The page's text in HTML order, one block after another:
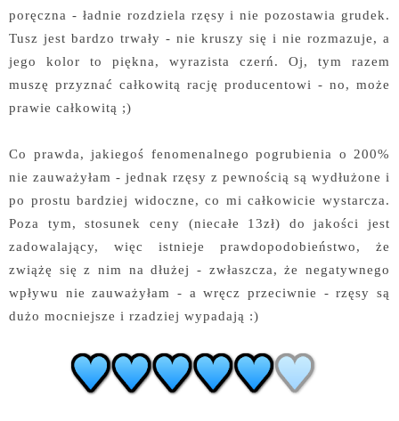
poręczna - ładnie rozdziela rzęsy i nie pozostawia grudek.
Tusz jest bardzo trwały - nie kruszy się i nie rozmazuje, a
jego kolor to piękna, wyrazista czerń. Oj, tym razem
muszę przyznać całkowitą rację producentowi - no, może
prawie całkowitą ;)
Co prawda, jakiegoś fenomenalnego pogrubienia o 200%
nie zauważyłam - jednak rzęsy z pewnością są wydłużone i
po prostu bardziej widoczne, co mi całkowicie wystarcza.
Poza tym, stosunek ceny (niecałe 13zł) do jakości jest
zadowalający, więc istnieje prawdopodobieństwo, że
zwiążę się z nim na dłużej - zwłaszcza, że negatywnego
wpływu nie zauważyłam - a wręcz przeciwnie - rzęsy są
dużo mocniejsze i rzadziej wypadają :)